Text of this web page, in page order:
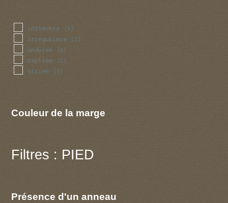
inflechie (1)
irreguliere (1)
ondulee (1)
repliee (1)
striee (1)
Couleur de la marge
Filtres : PIED
Présence d'un anneau